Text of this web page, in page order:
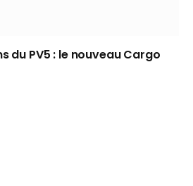
du PV5 : le nouveau Cargo